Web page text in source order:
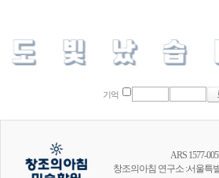
기억
ARS 1577-
창조의아침 연구소 :서울특